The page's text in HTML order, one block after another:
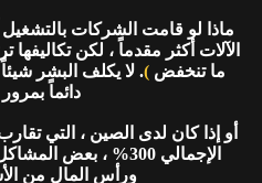
ماذا لو قامت الشركات بالتشغيل
الآلات أكثر مقدماً ، لكن تكاليفها
ما تنخفض). لا يكلف البشر
دائماً
أو إذا كان لدى الصين ، التي
الإجمالي 300% ، بعض
ورأس المال من